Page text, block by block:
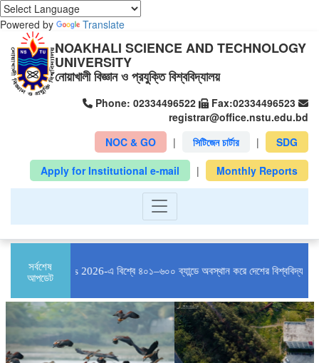
Powered by Translate
NOAKHALI SCIENCE AND TECHNOLOGY
UNIVERSITY
নোয়াখালী বিজ্ঞান ও প্রযুক্তি বিশ্ববিদ্যালয়
Phone: 02334496522
Fax:02334496523
registrar@office.nstu.edu.bd
NOC & GO
| সিটিজেন চার্টার |
SDG
Apply for Institutional e-mail
| Monthly Reports
সর্বশেষ
আপডেট
2026-এ বিশ্বে ৪০১–৬০০ ব্যান্ডে অবস্থান করে দেশের বিশ্ববিদ্যালয়গুলোর মধ্যে
Previous Next